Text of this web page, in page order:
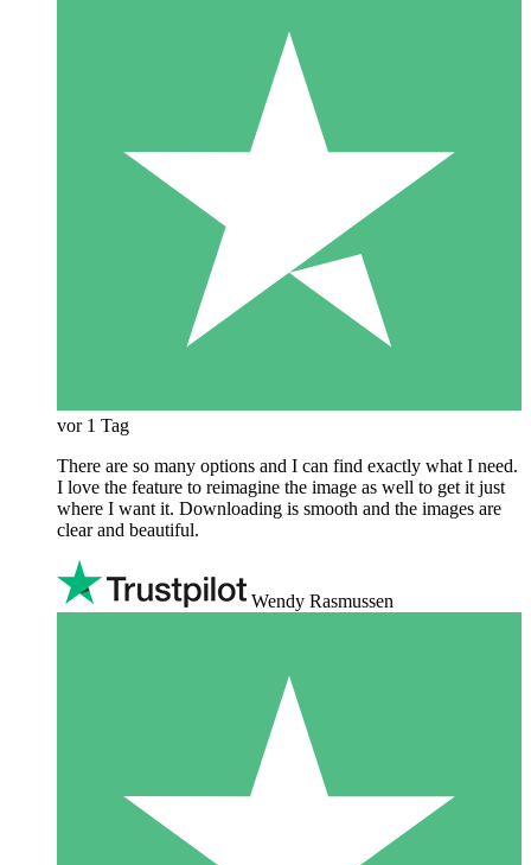
vor 1 Tag
There are so many options and I can find exactly what I need.
I love the feature to reimagine the image as well to get it just
where I want it. Downloading is smooth and the images are
clear and beautiful.
Wendy Rasmussen